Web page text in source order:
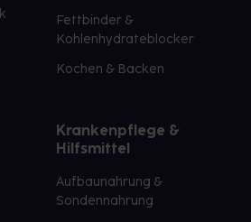
Fettbinder &
Kohlenhydrateblocker
Kochen & Backen
Krankenpflege &
Hilfsmittel
Aufbaunahrung &
Sondennahrung